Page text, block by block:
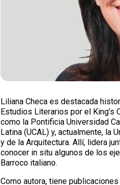
Liliana Checa es destacada
Estudios Literarios por el
como la Pontificia Universidad
Latina (UCAL) y, actualmente,
y de la Arquitectura. Allí, lidera
conocer in situ algunos de los
Barroco italiano.
Como autora, tiene